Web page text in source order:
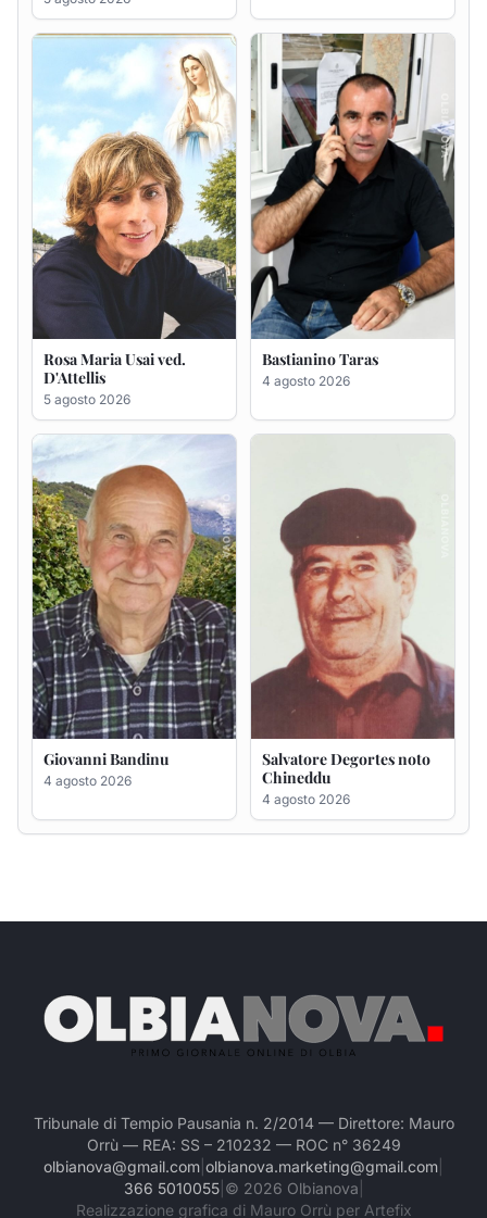
Rosa Maria Usai ved.
D'Attellis
5 agosto 2026
Bastianino Taras
4 agosto 2026
Giovanni Bandinu
4 agosto 2026
Salvatore Degortes noto
Tribunale di Tempio Pausania n. 2/2014 — Direttore: Mauro
Orrù — REA: SS – 210232 — ROC n° 36249
olbianova@gmail.com olbianova.marketing@gmail.com
366 5010055| © 2026 Olbianova
Realizzazione grafica di Mauro Orrù per Artefix